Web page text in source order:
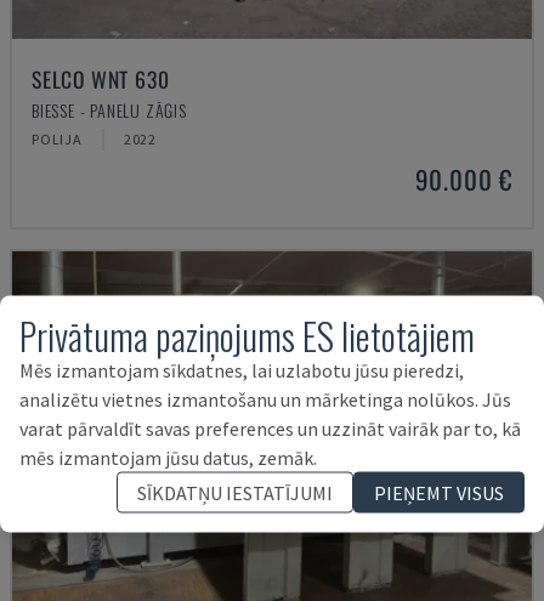
SELCO WNT 630
BIESSE - PANEĻU ZĀĢIS
POLIJA 2022
90.000 €
Privātuma paziņojums ES lietotājiem
Mēs izmantojam sīkdatnes, lai uzlabotu jūsu pieredzi,
analizētu vietnes izmantošanu un mārketinga nolūkos. Jūs
varat pārvaldīt savas preferences un uzzināt vairāk par to, kā
mēs izmantojam jūsu datus, zemāk.
SĪKDATŅU IESTATĪJUMI
PIEŅEMT VISUS